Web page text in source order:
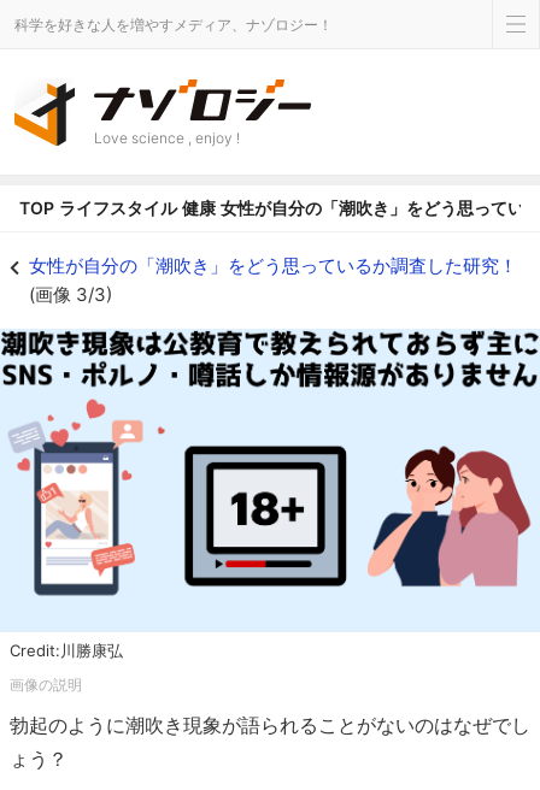
科学を好きな人を増やすメディア、ナゾロジー！
Love science , enjoy !
TOP ライフスタイル 健康 女性が自分の「潮吹き」をどう思ってい
女性が自分の「潮吹き」をどう思っているか調査した研究！
(画像 3/3)
Credit:川勝康弘
勃起のように潮吹き現象が語られることがないのはなぜでし
ょう？